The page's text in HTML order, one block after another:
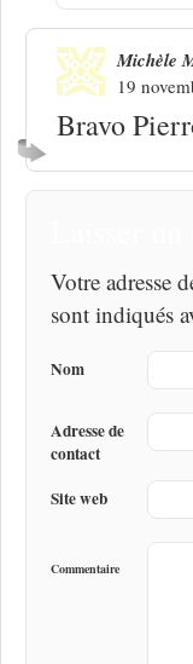
Michèle
19
Bravo
Votre adresse
sont indiqués
Nom
Adresse de
contact
Site web
Commentaire